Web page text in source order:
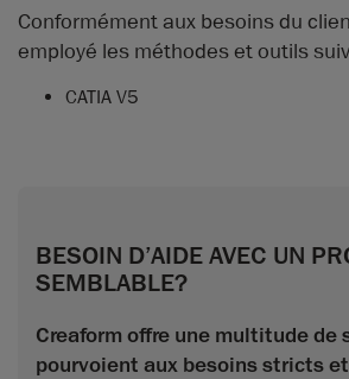
Conformément aux besoins du
employé les méthodes et outils
CATIA V5
BESOIN D’AIDE AVEC UN
SEMBLABLE?
Creaform offre une multitude de
pourvoient aux besoins stricts